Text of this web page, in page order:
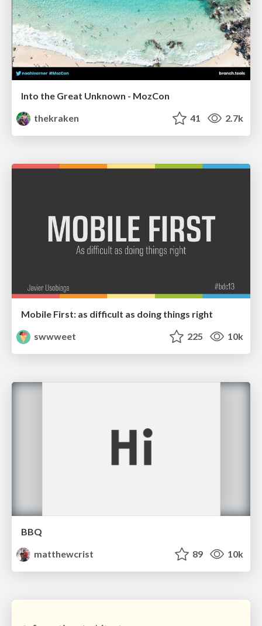
Into the Great Unknown - MozCon
thekraken
41 2.7k
Mobile First: as difficult as doing things right
swwweet
225 10k
BBQ
matthewcrist
89 10k